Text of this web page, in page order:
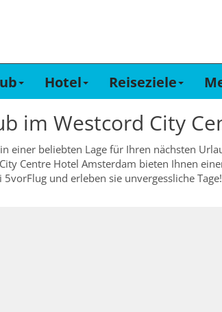
Hotel Reiseziele
im Westcord City
einer beliebten Lage für Ihren nächsten
Centre Hotel Amsterdam bieten Ihnen
und erleben sie unvergessliche Tage!